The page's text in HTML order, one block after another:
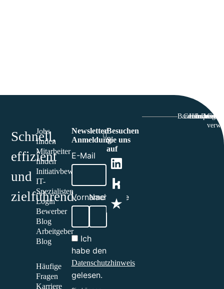
Schnell,
effizient
und
zielführend.​
Jobs
finden
Mitarbeiter
finden
Initiativbewerbung
IT-
Spezialisten
Login
Bewerber
Blog
Arbeitgeber
Blog
Häufige
Fragen
Karriere
Newsletter
Anmeldung
E-Mail
VornameNachname
Ich
habe den
Datenschutzhinweis
gelesen.
Besuchen
Sie uns
auf
Barriefrefreiheit